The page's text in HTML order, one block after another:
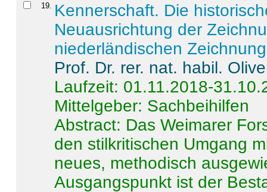
19
Kennerschaft. Die
Neuausrichtung der
niederländischen
Prof. Dr. rer. nat. habil.
Laufzeit: 01.11.2018-
Mittelgeber: Sachbeihilfen
Abstract: Das Weimarer
den stilkritischen Umgang
neues, methodisch
Ausgangspunkt ist der